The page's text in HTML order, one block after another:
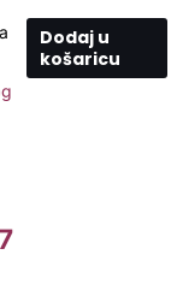
Dodaj u
košaricu